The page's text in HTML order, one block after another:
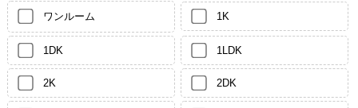
ワンルーム 1K
1DK 1LDK
2K 2DK